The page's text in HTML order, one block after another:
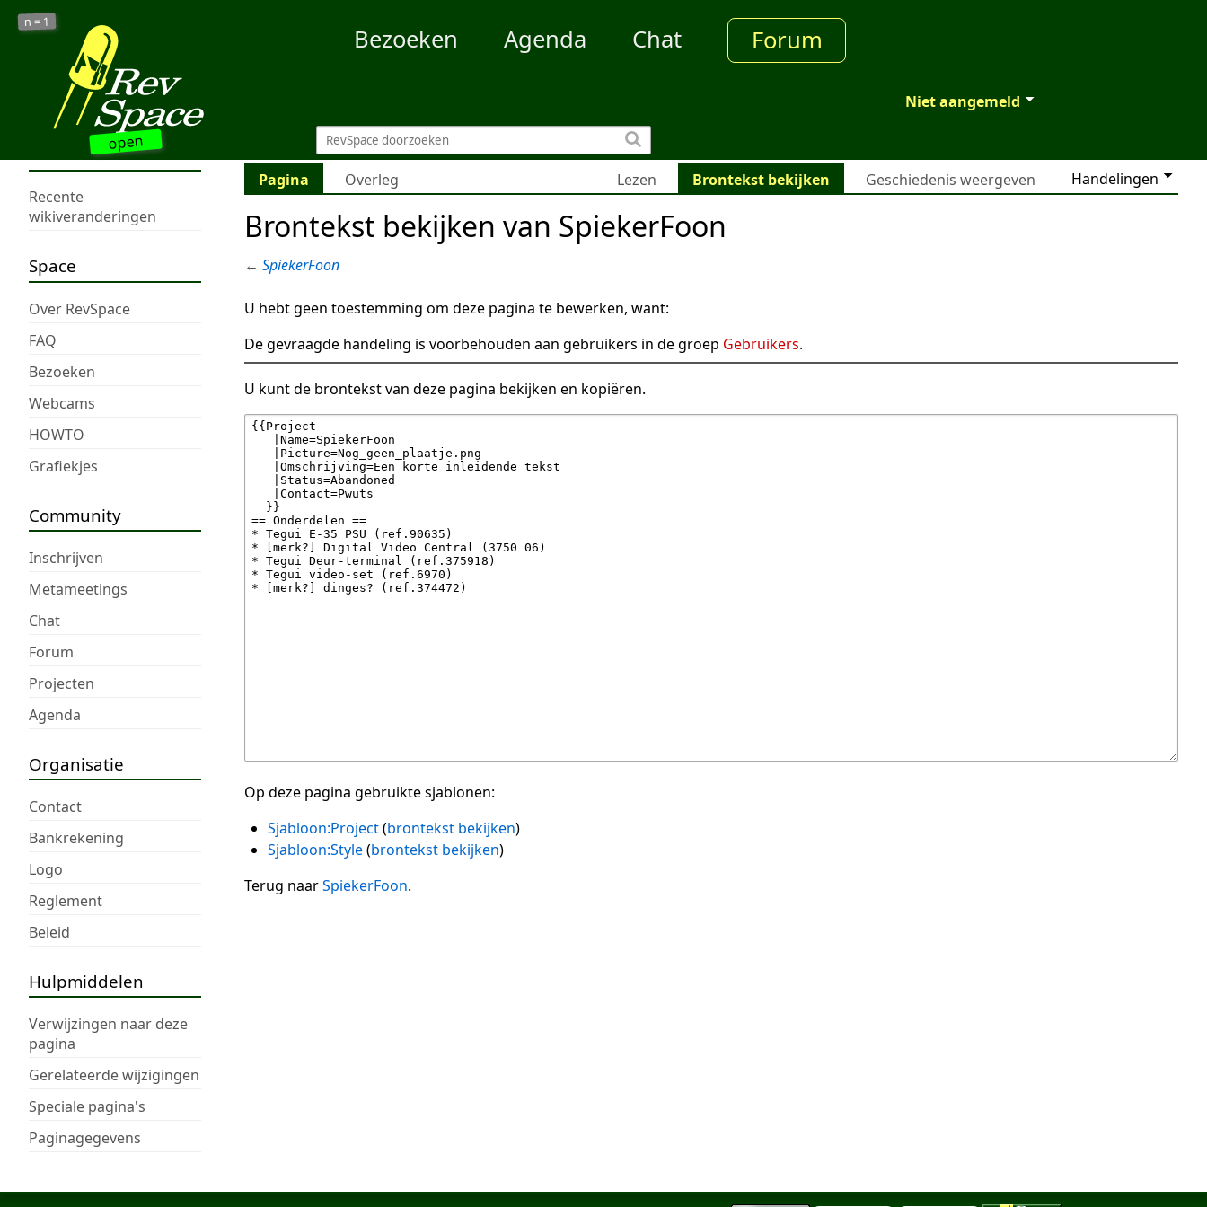
open
n = 1
Bezoeken Agenda Chat Forum
Niet aangemeld
Recente
wikiveranderingen
Space
Over RevSpace
FAQ
Bezoeken
Webcams
HOWTO
Grafiekjes
Community
Inschrijven
Metameetings
Chat
Forum
Projecten
Agenda
Organisatie
Contact
Bankrekening
Logo
Reglement
Beleid
Hulpmiddelen
Verwijzingen naar deze
pagina
Gerelateerde wijzigingen
Speciale pagina's
Paginagegevens
Pagina Overleg Handelingen
Lezen Brontekst bekijken Geschiedenis weergeven
Brontekst bekijken van SpiekerFoon
← SpiekerFoon
U hebt geen toestemming om deze pagina te bewerken, want:
De gevraagde handeling is voorbehouden aan gebruikers in de groep Gebruikers.
U kunt de brontekst van deze pagina bekijken en kopiëren.
Op deze pagina gebruikte sjablonen:
Sjabloon:Project(brontekst bekijken)
Sjabloon:Style(brontekst bekijken)
Terug naarSpiekerFoon.